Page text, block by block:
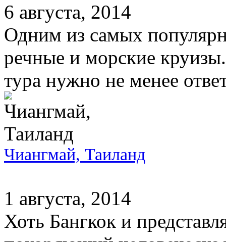
6 августа, 2014
Одним из самых
речные и морские
тура нужно не менее
Чиангмай, Таиланд
1 августа, 2014
Хоть Бангкок и